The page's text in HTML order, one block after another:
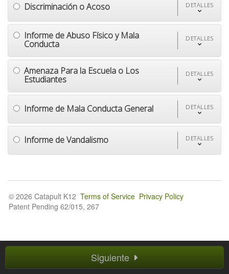
Discriminación o Acoso DETALLES
Informe de Abuso Físico y Mala
Conducta
DETALLES
Amenaza Para la Escuela o Los
Estudiantes
DETALLES
Informe de Mala Conducta General DETALLES
Informe de Vandalismo DETALLES
Siguiente
© 2026 Catapult K12 Terms of Service Privacy Policy
Patent Pending 62/015, 267